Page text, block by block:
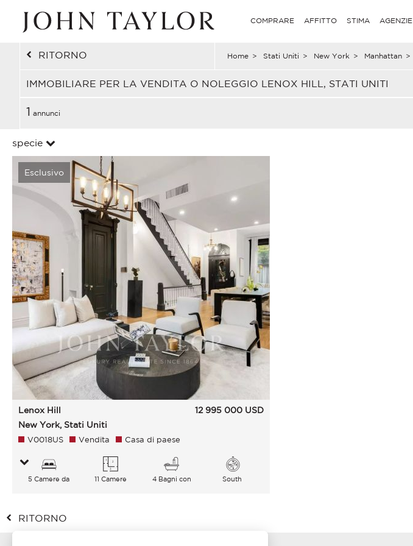
COMPRARE AFFITTO STIMA AGENZIE
RITORNO Home > Stati Uniti > New York > Manhattan >
IMMOBILIARE PER LA VENDITA O NOLEGGIO LENOX HILL, STATI UNITI
1 annunci
specie
Esclusivo
Lenox Hill
New York, Stati Uniti
12 995 000 USD
V0018US Vendita Casa di paese
5 Camere da
11 Camere
4 Bagni con
South
RITORNO